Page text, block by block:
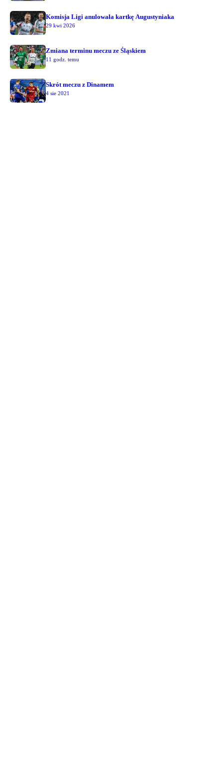
Komisja Ligi anulowała kartkę Augustyniaka
29 kwi 2026
Zmiana terminu meczu ze Śląskiem
11 godz. temu
Skrót meczu z Dinamem
4 sie 2021